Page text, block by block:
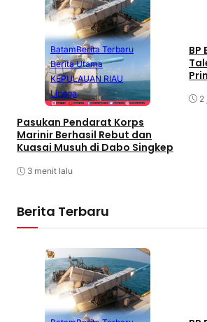
BatamBerita Terbaru
Berita Utama
KEPULAUAN RIAU
Lingga
Pasukan Pendarat Korps
Marinir Berhasil Rebut dan
Kuasai Musuh di Dabo Singkep
3 menit lalu
BP
2
Berita Terbaru